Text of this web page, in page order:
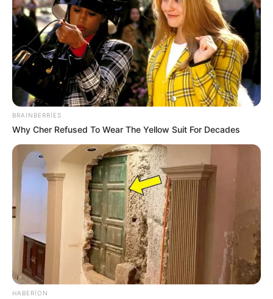
11:40 / 06 Avqust 2026 CƏMİYYƏT
Cənubi Qafqazda kommunikasiyaların
BRAINBERRIES
Why Cher Refused To Wear The Yellow Suit For Decades
HABERION